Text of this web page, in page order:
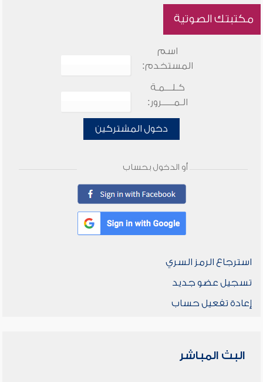
مكتبتك الصوتية
اسم
المستخدم:
كـلـــمـة
الـمـــــرور:
دخول المشتركين
أو الدخول بحساب
استرجاع الرمز السري
تسجيل عضو جديد
إعادة تفعيل حساب
البث المباشر